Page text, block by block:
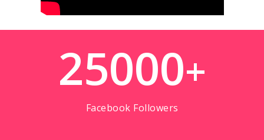
25000+
Facebook Followers